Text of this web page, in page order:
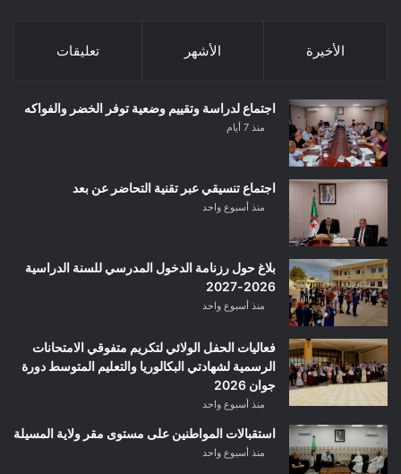
الأخيرة الأشهر تعليقات
اجتماع لدراسة وتقييم وضعية توفر الخضر والفواكه
منذ 7 أيام
اجتماع تنسيقي عبر تقنية التحاضر عن بعد
منذ أسبوع واحد
بلاغ حول رزنامة الدخول المدرسي للسنة الدراسية
2026-2027
منذ أسبوع واحد
فعاليات الحفل الولائي لتكريم متفوقي الامتحانات
الرسمية لشهادتي البكالوريا والتعليم المتوسط دورة
جوان 2026
منذ أسبوع واحد
استقبالات المواطنين على مستوى مقر ولاية المسيلة
منذ أسبوع واحد